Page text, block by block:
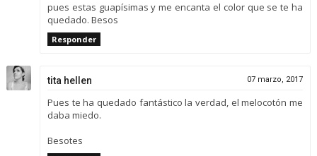
pues estas guapísimas y me encanta el color que se te ha
quedado. Besos
Responder
tita hellen 07 marzo, 2017
Pues te ha quedado fantástico la verdad, el melocotón me
daba miedo.
Besotes